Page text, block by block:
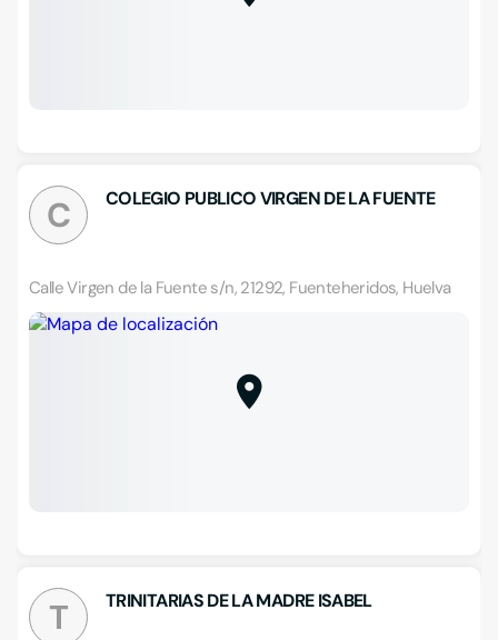
C COLEGIO PUBLICO VIRGEN DE LA FUENTE
Calle Virgen de la Fuente s/n, 21292, Fuenteheridos, Huelva
T TRINITARIAS DE LA MADRE ISABEL